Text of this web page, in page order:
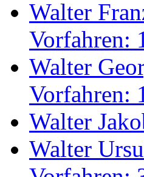
Walter
Vorfahren:
Walter
Vorfahren:
Walter
Walter